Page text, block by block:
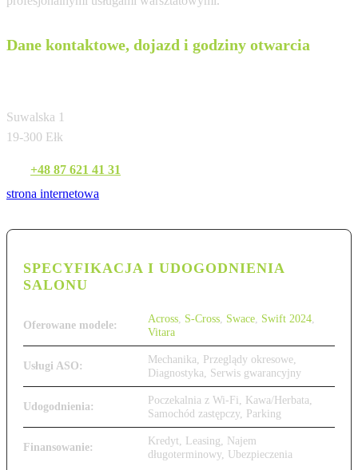
Dane kontaktowe, dojazd i godziny otwarcia
Suwalska 1
19-300 Ełk
+48 87 621 41 31
strona internetowa
SPECYFIKACJA I UDOGODNIENIA
SALONU
Oferowane modele: Across S-Cross Swace Swift 2024
Vitara
Usługi ASO:
Mechanika, Przeglądy okresowe,
Diagnostyka, Serwis gwarancyjny
Udogodnienia:
Poczekalnia z Wi-Fi, Kawa/Herbata,
Samochód zastępczy, Parking
Finansowanie:
Kredyt, Leasing, Najem
długoterminowy, Ubezpieczenia